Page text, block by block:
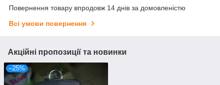
Повернення товару впродовж 14 днів за домовленістю
Всі умови повернення
Акційні пропозиції та новинки
–25%